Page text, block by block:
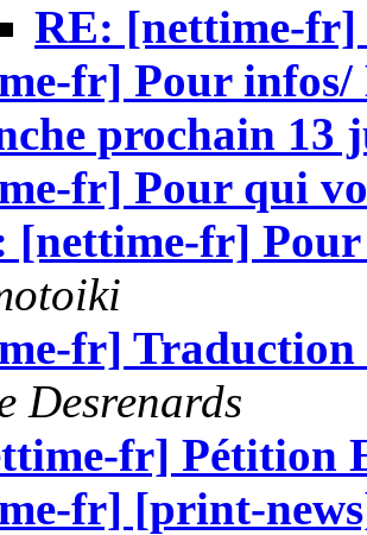
RE: [nettime-
fr] Pour
prochain 13
fr] Pour qui
[nettime-fr]
fr] Traduction
Desrenards
fr] Pétition
fr] [print-